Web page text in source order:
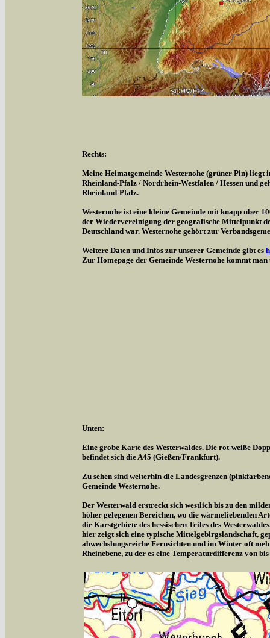
Rechts:
Meine Heimatgemeinde Westernohe (grüner Pin) liegt
Rheinland-Pfalz / Nordrhein-Westfalen / Hessen und
Rheinland-Pfalz.
Westernohe ist eine kleine Gemeinde mit knapp über
der Wiedervereinigung der geografische Mittelpunkt
Deutschland war. Westernohe gehört zur
Weitere Daten und Infos zur unserer Gemeinde gibt es
Zur Homepage der Gemeinde Westernohe kommt
Unten:
Eine grobe Karte des Westerwaldes. Die rot-weiße
befindet sich die A45 (Gießen/Frankfurt).
Zu sehen sind weiterhin die Landesgrenzen
Gemeinde Westernohe.
Der Westerwald erstreckt sich westlich bis zu den
höher gelegenen Bereichen, wo die wärmeliebenden
die Karstgebiete des hessischen Teiles des
hier zeigt sich eine typische Mittelgebirgslandschaft,
abwechslungsreiche Fernsichten und im Winter oft
Rheinebene, zu der es eine Temperaturdifferenz von